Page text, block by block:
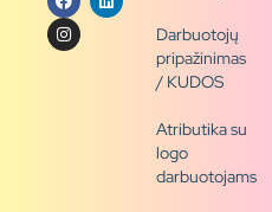
Darbuotojų
pripažinimas
/ KUDOS
Atributika su
logo
darbuotojams